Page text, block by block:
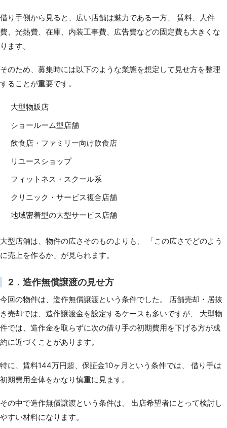
借り手側から見ると、広い店舗は魅力である一方、 賃料、人件
費、光熱費、在庫、内装工事費、広告費などの固定費も大きくな
ります。
そのため、募集時には以下のような業態を想定して見せ方を整理
することが重要です。
大型物販店
ショールーム型店舗
飲食店・ファミリー向け飲食店
リユースショップ
フィットネス・スクール系
クリニック・サービス複合店舗
地域密着型の大型サービス店舗
大型店舗は、物件の広さそのものよりも、 「この広さでどのよう
に売上を作るか」が見られます。
2．造作無償譲渡の見せ方
今回の物件は、造作無償譲渡という条件でした。 店舗売却・居抜
き売却では、造作譲渡金を設定するケースも多いですが、 大型物
件では、造作金を取らずに次の借り手の初期費用を下げる方が成
約に近づくことがあります。
特に、賃料144万円超、保証金10ヶ月という条件では、 借り手は
初期費用全体をかなり慎重に見ます。
その中で造作無償譲渡という条件は、 出店希望者にとって検討し
やすい材料になります。